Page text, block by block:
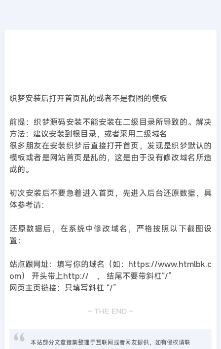
织梦安装后打开首页乱的或者不是截图的模板
前提：织梦源码安装不能安装在二级目录所导致的。解决
方法：建议安装到根目录，或者采用二级域名
很多朋友在安装织梦后直接打开首页，发现是织梦默认的
模板或者是网站首页是乱的，这是由于没有修改域名所造
成的。
初次安装后不要急着进入首页，先进入后台还原数据，具
体参考请：
还原数据后，在系统中修改域名，严格按照以下截图设
置：
站点跟网址：填写你的域名（如：https://www.htmlbk.c
om） 开头带上http:// ， 结尾不要带斜杠“/”
网页主页链接：只填写斜杠 “/”
本站部分文章搜集整理于互联网或者网友提供，如有侵权请联